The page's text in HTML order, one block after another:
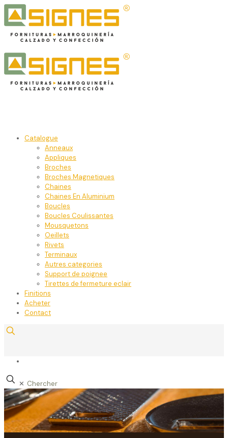
Catalogue
Anneaux
Appliques
Broches
Broches Magnetiques
Chaines
Chaines En Aluminium
Boucles
Boucles Coulissantes
Mousquetons
Oeillets
Rivets
Terminaux
Autres categories
Support de poignee
Tirettes de fermeture eclair
Finitions
Acheter
Contact
✕